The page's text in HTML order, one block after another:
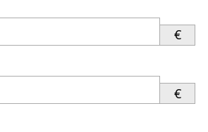
€
€